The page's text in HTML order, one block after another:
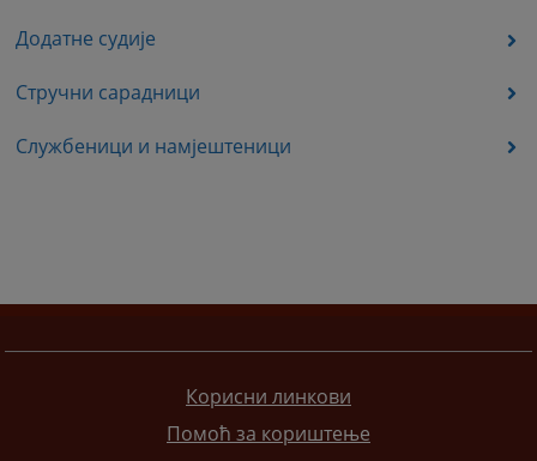
Додатне судије
Стручни сарадници
Службеници и намјештеници
Корисни линкови
Помоћ за кориштење